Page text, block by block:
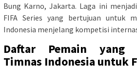
Bung Karno, Jakarta. Laga ini
FIFA Series yang bertujuan untuk
Indonesia menjelang kompetisi
Daftar Pemain yang
Timnas Indonesia untuk